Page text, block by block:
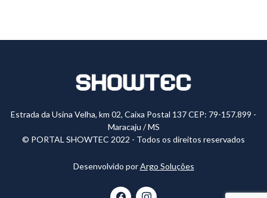
Estrada da Usina Velha, km 02, Caixa Postal 137 CEP: 79-157.899 -
Maracaju / MS
© PORTAL SHOWTEC 2022 - Todos os direitos reservados
Desenvolvido porArgo Soluções